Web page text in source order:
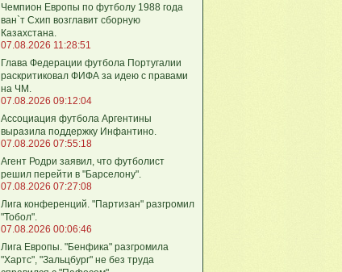
Чемпион Европы по футболу 1988 года
ван`т Схип возглавит сборную
Казахстана.
07.08.2026 11:28:51
Глава Федерации футбола Португалии
раскритиковал ФИФА за идею с правами
на ЧМ.
07.08.2026 09:12:04
Ассоциация футбола Аргентины
выразила поддержку Инфантино.
07.08.2026 07:55:18
Агент Родри заявил, что футболист
решил перейти в "Барселону".
07.08.2026 07:27:08
Лига кoнференций. "Партизан" разгромил
"Тобол".
07.08.2026 00:06:46
Лига Европы. "Бенфика" разгромила
"Хартс", "Зальцбург" не без труда